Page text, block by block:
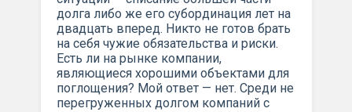
долга либо же его субординация лет на
двадцать вперед. Никто не готов брать
на себя чужие обязательства и риски.
Есть ли на рынке компании,
являющиеся хорошими объектами для
поглощения? Мой ответ — нет. Среди не
перегруженных долгом компаний с